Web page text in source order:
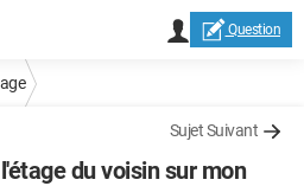
Question
Sujet Suivant
du voisin sur mon